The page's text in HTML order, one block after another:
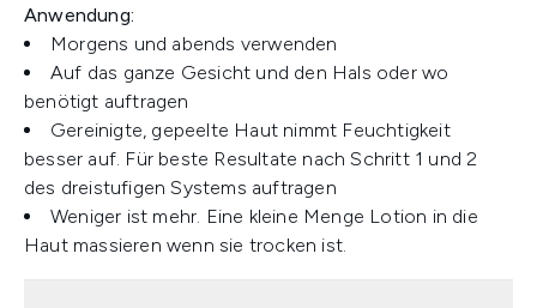
Anwendung:
Morgens und abends verwenden
Auf das ganze Gesicht und den Hals oder wo
benötigt auftragen
Gereinigte, gepeelte Haut nimmt Feuchtigkeit
besser auf. Für beste Resultate nach Schritt 1 und 2
des dreistufigen Systems auftragen
Weniger ist mehr. Eine kleine Menge Lotion in die
Haut massieren wenn sie trocken ist.